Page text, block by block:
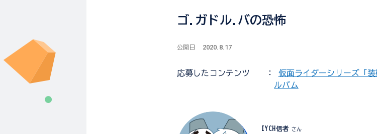
ゴ.ガドル.バの恐怖
公開日 2020.8.17
応募した コンテンツ ： 仮面ライダーシリーズ「装
ルバム
IYCH信者 さん